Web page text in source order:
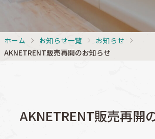
ホーム お知らせ一覧
お知らせ
AKNETRENT販売再開のお知らせ
AKNETRENT販売再開